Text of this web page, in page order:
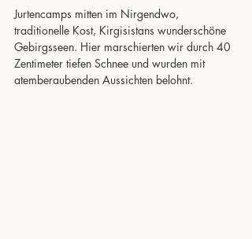
Jurtencamps mitten im Nirgendwo,
traditionelle Kost, Kirgisistans wunderschöne
Gebirgsseen. Hier marschierten wir durch 40
Zentimeter tiefen Schnee und wurden mit
atemberaubenden Aussichten belohnt.